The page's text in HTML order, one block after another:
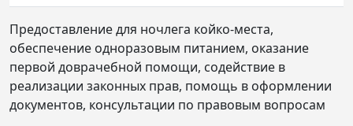
Предоставление для ночлега койко-места,
обеспечение одноразовым питанием, оказание
первой доврачебной помощи, содействие в
реализации законных прав, помощь в оформлении
документов, консультации по правовым вопросам